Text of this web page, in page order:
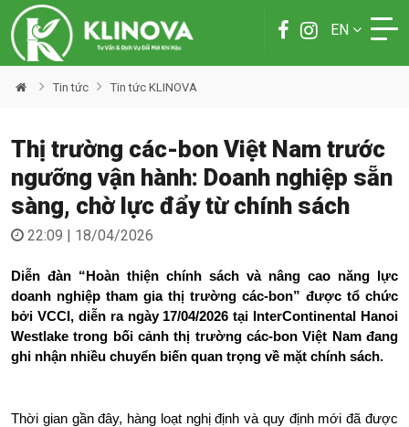
EN
Tin tức Tin tức KLINOVA
Thị trường các-bon Việt Nam trước
ngưỡng vận hành: Doanh nghiệp sẵn
sàng, chờ lực đẩy từ chính sách
22:09 | 18/04/2026
Diễn đàn “Hoàn thiện chính sách và nâng cao năng lực
doanh nghiệp tham gia thị trường các-bon” được tổ chức
bởi VCCI, diễn ra ngày 17/04/2026 tại InterContinental Hanoi
Westlake trong bối cảnh thị trường các-bon Việt Nam đang
ghi nhận nhiều chuyển biến quan trọng về mặt chính sách.
Thời gian gần đây, hàng loạt nghị định và quy định mới đã được